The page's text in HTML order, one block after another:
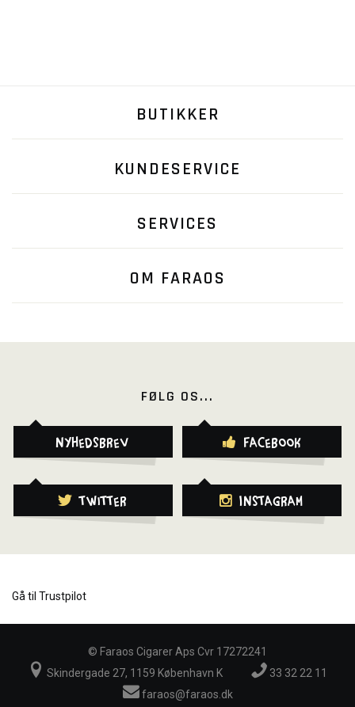
BUTIKKER
KUNDESERVICE
SERVICES
OM FARAOS
FØLG OS...
Nyhedsbrev Facebook
Twitter Instagram
Gå til Trustpilot
© Faraos Cigarer Aps Cvr 17272241
Skindergade 27, 1159 København K
33 32 22 11
faraos@faraos.dk